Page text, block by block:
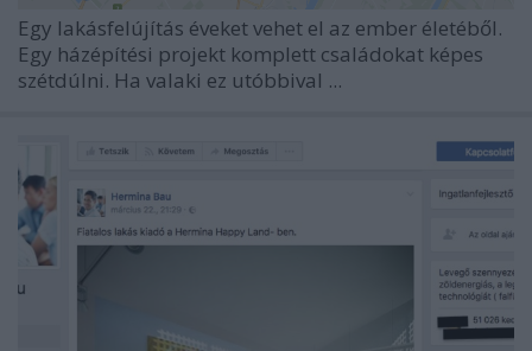
Egy lakásfelújítás éveket vehet el az ember életéből.
Egy házépítési projekt komplett családokat képes
szétdúlni. Ha valaki ez utóbbival ...